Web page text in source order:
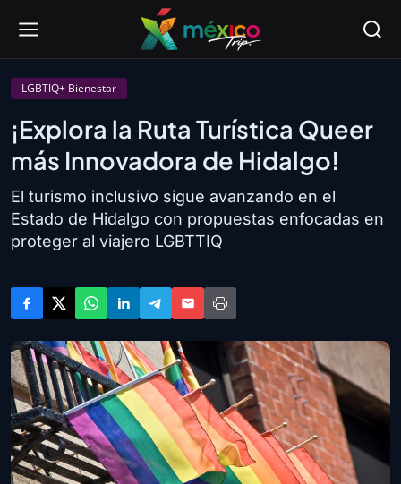
LGBTIQ+ Bienestar
¡Explora la Ruta Turística Queer
más Innovadora de Hidalgo!
El turismo inclusivo sigue avanzando en el
Estado de Hidalgo con propuestas enfocadas en
proteger al viajero LGBTTIQ